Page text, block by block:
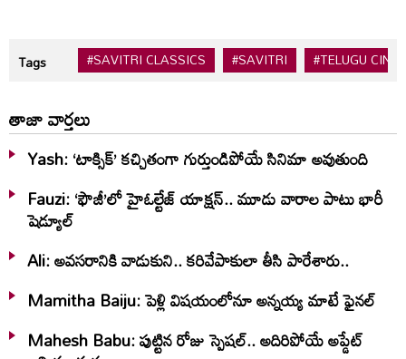
Tags #SAVITRI CLASSICS #SAVITRI #TELUGU
తాజా వార్తలు
Yash: ‘టాక్సిక్’ కచ్చితంగా గుర్తుండిపోయే సినిమా అవుతుంది
Fauzi: ‘ఫౌజీ’లో హైఓల్టేజ్‌ యాక్షన్‌.. మూడు వారాల పాటు భారీ
షెడ్యూల్‌
Ali: అవసరానికి వాడుకుని.. కరివేపాకులా తీసి పారేశారు..
Mamitha Baiju: పెళ్లి విషయంలోనూ అన్నయ్య మాటే ఫైనల్‌
Mahesh Babu: పుట్టిన రోజు స్పెషల్.. అదిరిపోయే అప్డేట్